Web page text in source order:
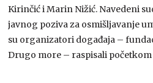
Kirinčić i Marin Nižić. Navedeni
javnog poziva za osmišljavanje
su organizatori događaja –
Drugo more – raspisali